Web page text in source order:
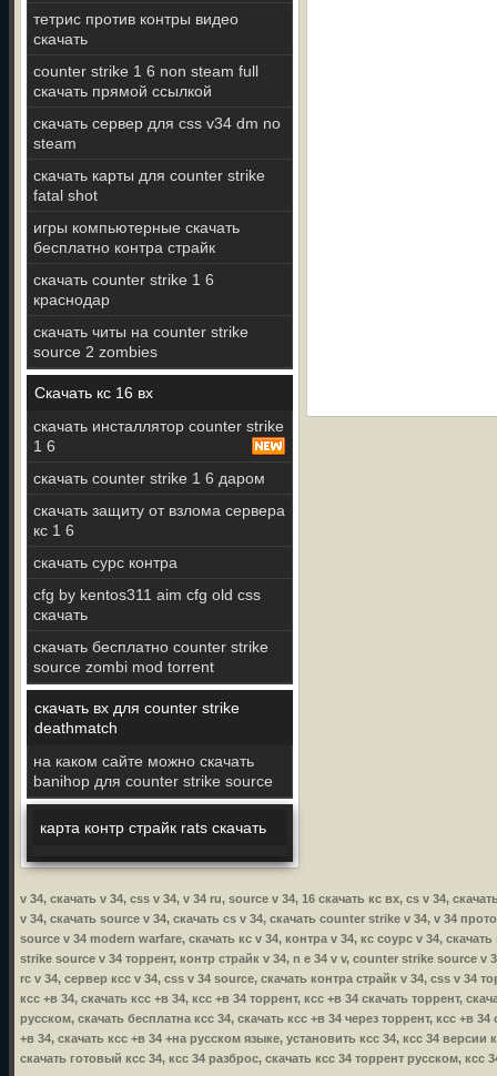
тетрис против контры видео
скачать
counter strike 1 6 non steam full
скачать прямой ссылкой
скачать сервер для css v34 dm no
steam
скачать карты для counter strike
fatal shot
игры компьютерные скачать
бесплатно контра страйк
скачать counter strike 1 6
краснодар
скачать читы на counter strike
source 2 zombies
Скачать кс 16 вх
скачать инсталлятор counter strike
1 6
скачать counter strike 1 6 даром
скачать защиту от взлома сервера
кс 1 6
скачать сурс контра
cfg by kentos311 aim cfg old css
скачать
скачать бесплатно counter strike
source zombi mod torrent
скачать вх для counter strike
deathmatch
на каком сайте можно скачать
banihop для counter strike source
карта контр страйк rats скачать
v 34, скачать v 34, css v 34, v 34 ru, source v 34, 16 скачать кс вх, cs v 34,
v 34, скачать source v 34, скачать cs v 34, скачать counter strike v 34, v 34
source v 34 modern warfare, скачать кс v 34, контра v 34, кс соурс v 34,
strike source v 34 торрент, контр страйк v 34, n e 34 v v, counter strike source v
rc v 34, сервер ксс v 34, css v 34 source, скачать контра страйк v 34, css v 34
ксс +в 34, скачать ксс +в 34, ксс +в 34 торрент, ксс +в 34 скачать торрент,
русском, скачать бесплатна ксс 34, скачать ксс +в 34 через торрент, ксс +в
+в 34, скачать ксс +в 34 +на русском языке, установить ксс 34, ксс 34 версии
скачать готовый ксс 34, ксс 34 разброс, скачать ксс 34 торрент русском,